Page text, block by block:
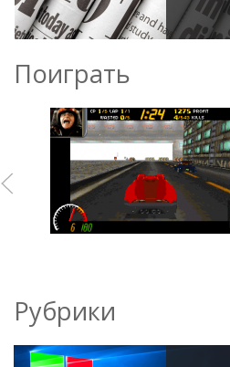
Поиграть
Рубрики